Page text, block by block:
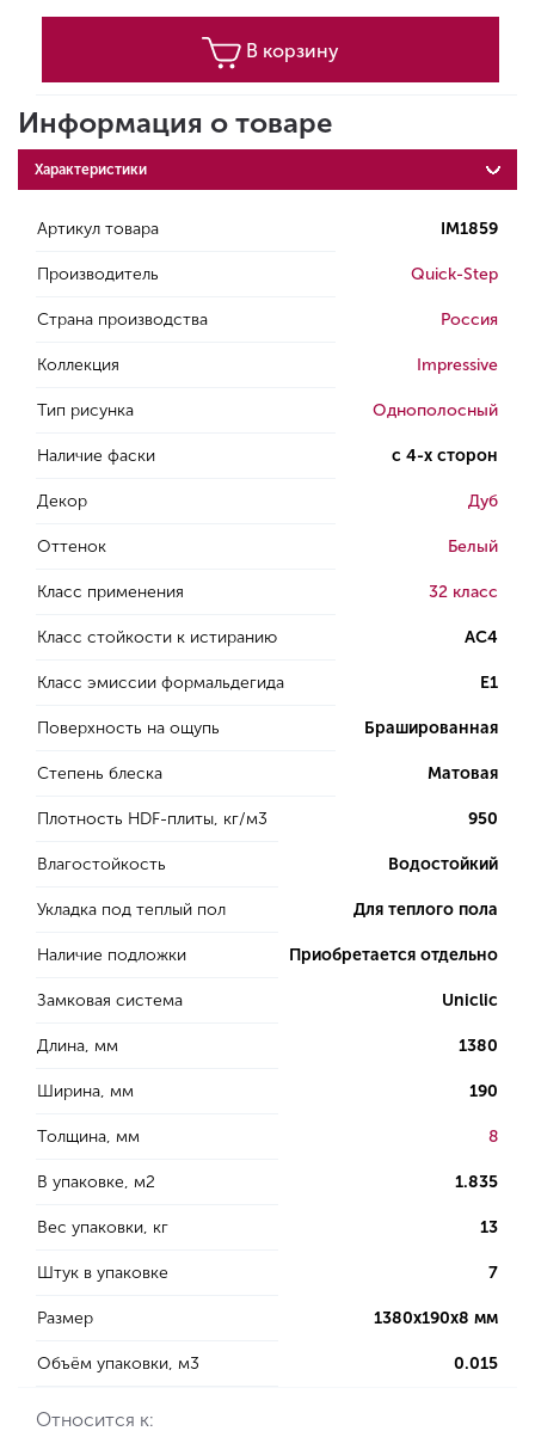
В корзину
Информация о товаре
Характеристики
Артикул товара IM1859
Производитель Quick-Step
Страна производства Россия
Коллекция Impressive
Тип рисунка Однополосный
Наличие фаски с 4-х сторон
Декор Дуб
Оттенок Белый
Класс применения 32 класс
Класс стойкости к истиранию AC4
Класс эмиссии формальдегида E1
Поверхность на ощупь Брашированная
Степень блеска Матовая
Плотность HDF-плиты, кг/м3 950
Влагостойкость Водостойкий
Укладка под теплый пол Для теплого пола
Наличие подложки Приобретается отдельно
Замковая система Uniclic
Длина, мм 1380
Ширина, мм 190
Толщина, мм 8
В упаковке, м2 1.835
Вес упаковки, кг 13
Штук в упаковке 7
Размер 1380х190х8 мм
Объём упаковки, м3 0.015
Относится к: